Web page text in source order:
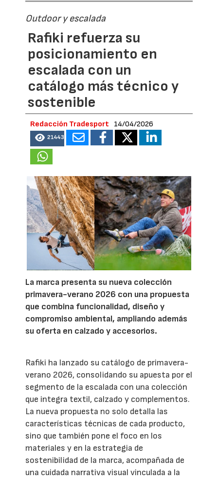
Outdoor y escalada
Rafiki refuerza su
posicionamiento en
escalada con un
catálogo más técnico y
sostenible
Redacción Tradesport 14/04/2026
21443
La marca presenta su nueva colección
primavera-verano 2026 con una propuesta
que combina funcionalidad, diseño y
compromiso ambiental, ampliando además
su oferta en calzado y accesorios.
Rafiki ha lanzado su catálogo de primavera-
verano 2026, consolidando su apuesta por el
segmento de la escalada con una colección
que integra textil, calzado y complementos.
La nueva propuesta no solo detalla las
características técnicas de cada producto,
sino que también pone el foco en los
materiales y en la estrategia de
sostenibilidad de la marca, acompañada de
una cuidada narrativa visual vinculada a la